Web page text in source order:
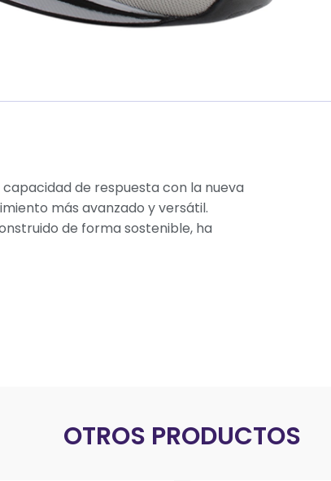
de respuesta con la nueva
más avanzado y versátil.
de forma sostenible, ha
OTROS PRODUCTOS